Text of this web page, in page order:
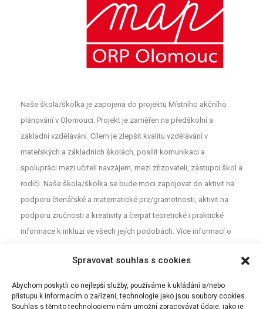
Spravovat souhlas s cookies
Abychom poskytli co nejlepší služby, používáme k ukládání a/nebo
přístupu k informacím o zařízení, technologie jako jsou soubory cookies.
Souhlas s těmito technologiemi nám umožní zpracovávat údaje, jako je
Naše škola/školka je zapojena do projektu Místního akčního
plánování v Olomouci. Projekt je zaměřen na předškolní a
základní vzdělávání. Cílem je zlepšit kvalitu vzdělávání v
mateřských a základních školách, posílit komunikaci a
spolupráci mezi učiteli navzájem, mezi zřizovateli, zástupci škol a
rodiči. Naše škola/školka se bude moci zapojovat do aktivit na
podporu čtenářské a matematické pre/gramotnosti, aktivit na
podporu zručnosti a kreativity a čerpat teoretické i praktické
informace k inkluzi ve všech jejích podobách. Více informací o
vzdělávání mezi rodiči, učiteli a dalšími aktéry z Olomouce jsou